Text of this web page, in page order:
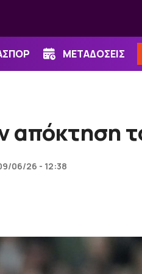
ΜΕΤΑΔΟΣΕΙΣ
απόκτηση
06/26 - 12:38